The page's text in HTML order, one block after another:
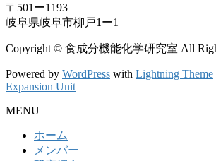
〒501ー1193
岐阜県岐阜市柳戸1ー1
Copyright © 食成分機能化学研究室 All
Powered by WordPress with Lightning Theme
Expansion Unit
MENU
ホーム
メンバー